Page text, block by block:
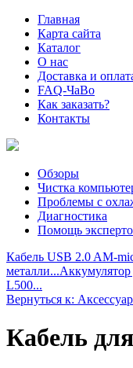
Главная
Карта сайта
Каталог
О нас
Доставка и
FAQ-ЧаВо
Как заказать?
Контакты
Обзоры
Чистка
Проблемы с
Диагностика
Помощь
Кабель USB 2.0 AM-
металли...
L500...
Вернуться к:
Кабель